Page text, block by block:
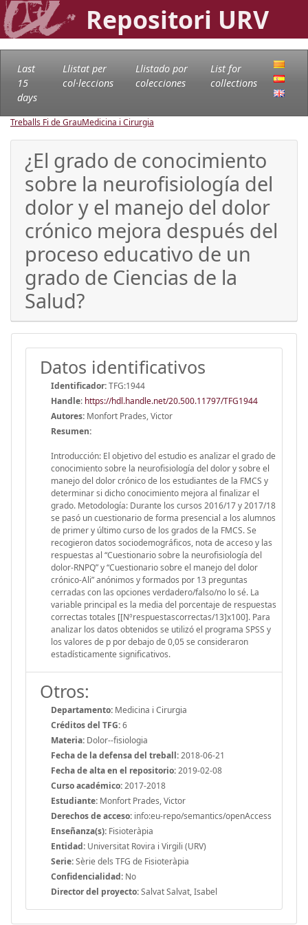
Repositori URV
Last
15
days
Llistat per
col·leccions
Llistado por
colecciones
List for
collections
Treballs Fi de GrauMedicina i Cirurgia
¿El grado de conocimiento
sobre la neurofisiología del
dolor y el manejo del dolor
crónico mejora después del
proceso educativo de un
grado de Ciencias de la
Salud?
Datos identificativos
Identificador:TFG:1944
Handle: https://hdl.handle.net/20.500.11797/TFG1944
Autores: Monfort Prades, Victor
Resumen:
Introducción: El objetivo del estudio es analizar el grado de
conocimiento sobre la neurofisiología del dolor y sobre el
manejo del dolor crónico de los estudiantes de la FMCS y
determinar si dicho conocimiento mejora al finalizar el
grado. Metodología: Durante los cursos 2016/17 y 2017/18
se pasó un cuestionario de forma presencial a los alumnos
de primer y último curso de los grados de la FMCS. Se
recogieron datos sociodemográficos, nota de acceso y las
respuestas al “Cuestionario sobre la neurofisiología del
dolor-RNPQ” y “Cuestionario sobre el manejo del dolor
crónico-Ali” anónimos y formados por 13 preguntas
cerradas con las opciones verdadero/falso/no lo sé. La
variable principal es la media del porcentaje de respuestas
correctas totales [[Nºrespuestascorrectas/13]x100]. Para
analizar los datos obtenidos se utilizó el programa SPSS y
los valores de p por debajo de 0,05 se consideraron
estadísticamente significativos.
Otros:
Departamento: Medicina i Cirurgia
Créditos del TFG:6
Materia: Dolor--fisiologia
Fecha de la defensa del treball:2018-06-21
Fecha de alta en el repositorio:2019-02-08
Curso académico:2017-2018
Estudiante: Monfort Prades, Victor
Derechos de acceso: info:eu-repo/semantics/openAccess
Enseñanza(s): Fisioteràpia
Entidad: Universitat Rovira i Virgili (URV)
Serie:Sèrie dels TFG de Fisioteràpia
Confidencialidad: No
Director del proyecto:Salvat Salvat, Isabel